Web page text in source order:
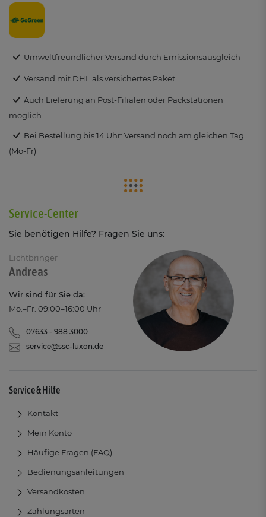
Umweltfreundlicher Versand durch Emissionsausgleich
Versand mit DHL als versichertes Paket
Auch Lieferung an Post-Filialen oder Packstationen
möglich
Bei Bestellung bis 14 Uhr: Versand noch am gleichen Tag
(Mo-Fr)
Service-Center
Sie benötigen Hilfe? Fragen Sie uns:
Lichtbringer
Andreas
Wir sind für Sie da:
Mo.–Fr. 09:00–16:00 Uhr
07633 - 988 3000
service@ssc-luxon.de
Service & Hilfe
Kontakt
Mein Konto
Häufige Fragen (FAQ)
Bedienungsanleitungen
Versandkosten
Zahlungsarten